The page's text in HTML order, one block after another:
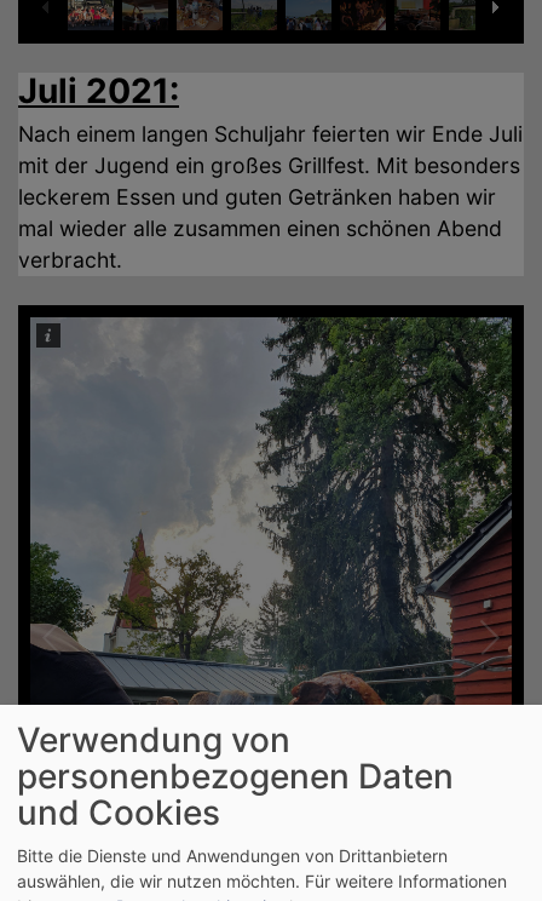
Juli 2021:
Nach einem langen Schuljahr feierten wir Ende Juli
mit der Jugend ein großes Grillfest. Mit besonders
leckerem Essen und guten Getränken haben wir
mal wieder alle zusammen einen schönen Abend
verbracht.
Verwendung von
personenbezogenen Daten
und Cookies
Bitte die Dienste und Anwendungen von Drittanbietern
auswählen, die wir nutzen möchten. Für weitere Informationen